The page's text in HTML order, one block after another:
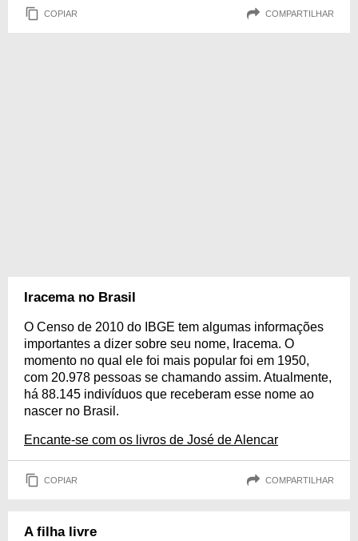
COPIAR COMPARTILHAR
Iracema no Brasil
O Censo de 2010 do IBGE tem algumas informações
importantes a dizer sobre seu nome, Iracema. O
momento no qual ele foi mais popular foi em 1950,
com 20.978 pessoas se chamando assim. Atualmente,
há 88.145 indivíduos que receberam esse nome ao
nascer no Brasil.
Encante-se com os livros de José de Alencar
COPIAR COMPARTILHAR
A filha livre